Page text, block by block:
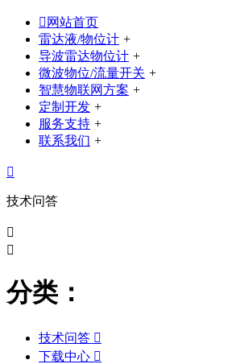
 网站首页
雷达液/物位计 +
导波雷达物位计 +
微波物位/流量开关 +
智慧物联网方案 +
定制开发 +
服务支持 +
联系我们 +

技术问答


分类：
技术问答 
下载中心 